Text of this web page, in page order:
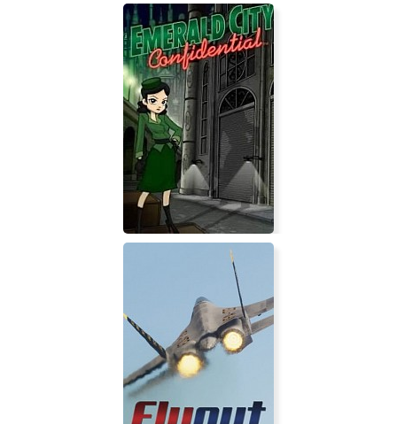
Atelier Rorona ~The Alchemist of
Arland~ DX
Emerald City Confidential